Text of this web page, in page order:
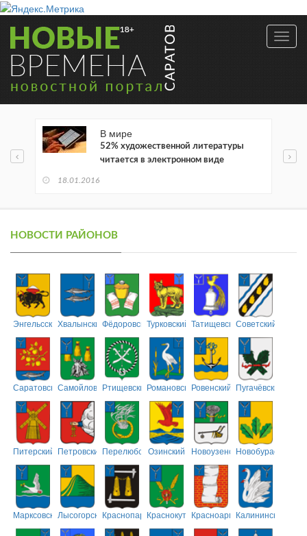
В мире
52% художественной литературы
читается в электронном виде
18.01.2016
НОВОСТИ РАЙОНОВ
ЭнгельсскийХвалынскийФёдоровскийТурковский ТатищевскийСоветский
СаратовскийСамойловскийРтищевскийРомановскийРовенский Пугачёвский
Питерский ПетровскийПерелюбскийОзинский НовоузенскийНовобурасский
МарксовскийЛысогорскийКраснопартизанский
КраснокутскийКрасноармейский
Калининский